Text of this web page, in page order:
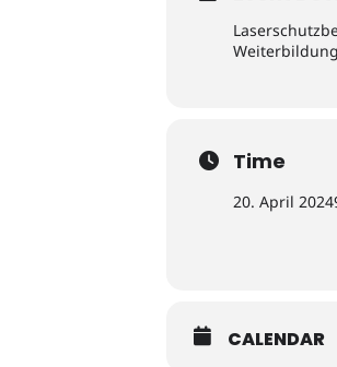
Time
20. April 2024
CALENDAR